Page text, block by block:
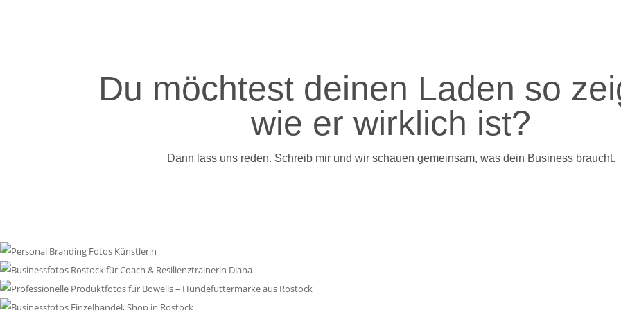
Du möchtest deinen Laden so
wie er wirklich ist?
Dann lass uns reden. Schreib mir und wir schauen gemeinsam, was dein Business braucht.